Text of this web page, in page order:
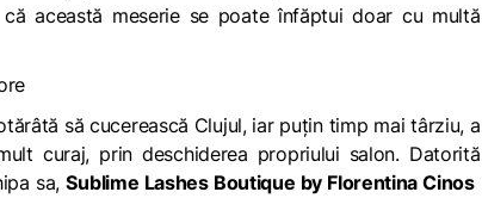
această meserie se poate înfăptui doar cu multă
să cucerească Clujul, iar puțin timp mai târziu, a
curaj, prin deschiderea propriului salon. Datorită
sa,Sublime Lashes Boutique by Florentina Cinos